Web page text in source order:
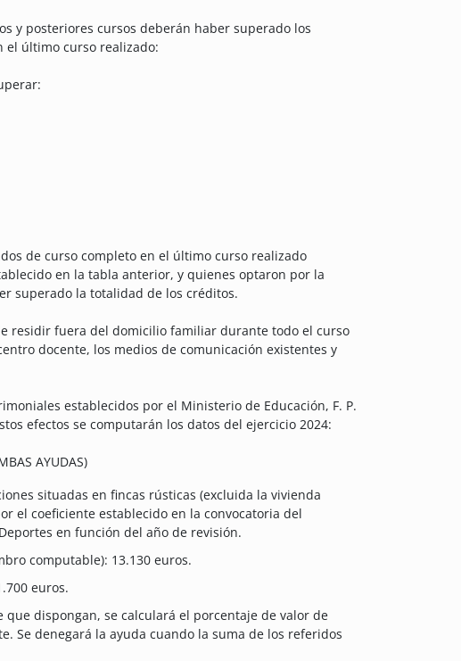
y posteriores cursos deberán haber superado los
el último curso realizado:
de curso completo en el último curso realizado
en la tabla anterior, y quienes optaron por la
superado la totalidad de los créditos.
residir fuera del domicilio familiar durante todo el curso
docente, los medios de comunicación existentes y
establecidos por el Ministerio de Educación, F. P.
efectos se computarán los datos del ejercicio 2024:
AYUDAS)
situadas en fincas rústicas (excluida la vivienda
el coeficiente establecido en la convocatoria del
en función del año de revisión.
computable): 13.130 euros.
euros.
dispongan, se calculará el porcentaje de valor de
Se denegará la ayuda cuando la suma de los referidos